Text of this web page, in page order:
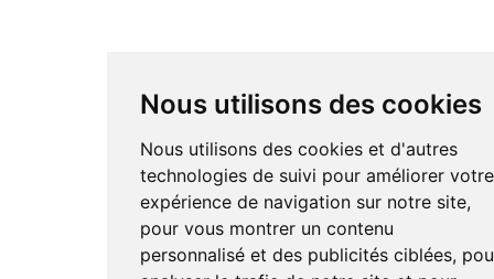
Nous utilisons des cookies
Nous utilisons des cookies et d'autres
technologies de suivi pour améliorer votre
expérience de navigation sur notre site,
pour vous montrer un contenu
personnalisé et des publicités ciblées,